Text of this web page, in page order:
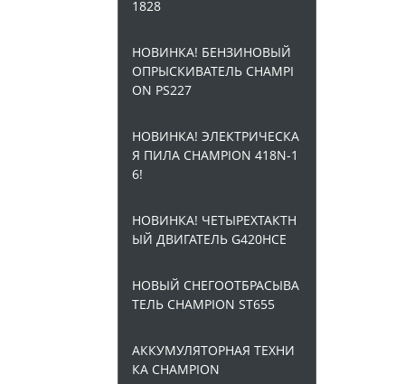
1828
НОВИНКА! БЕНЗИНОВЫЙ
ОПРЫСКИВАТЕЛЬ CHAMPI
ON PS227
НОВИНКА! ЭЛЕКТРИЧЕСКА
Я ПИЛА CHAMPION 418N-1
6!
НОВИНКА! ЧЕТЫРЕХТАКТН
ЫЙ ДВИГАТЕЛЬ G420HCE
НОВЫЙ СНЕГООТБРАСЫВА
ТЕЛЬ CHAMPION ST655
АККУМУЛЯТОРНАЯ ТЕХНИ
КА CHAMPION